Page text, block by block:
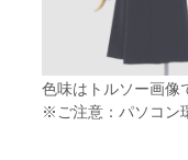
色味はトルソー画像
※ご注意：パソコン